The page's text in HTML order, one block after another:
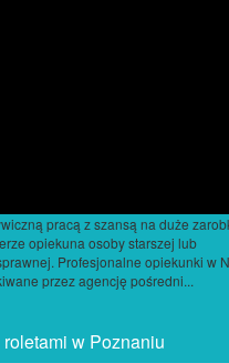
pracą z szansą na duże
opiekuna osoby starszej lub
Profesjonalne opiekunki w
przez agencję pośredni...
w Poznaniu